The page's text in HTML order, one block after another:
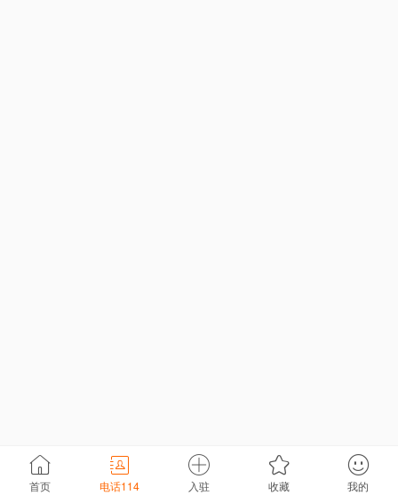
首页 电话114 入驻 收藏 我的